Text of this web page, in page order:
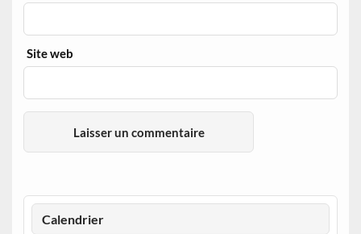
Site web
Calendrier